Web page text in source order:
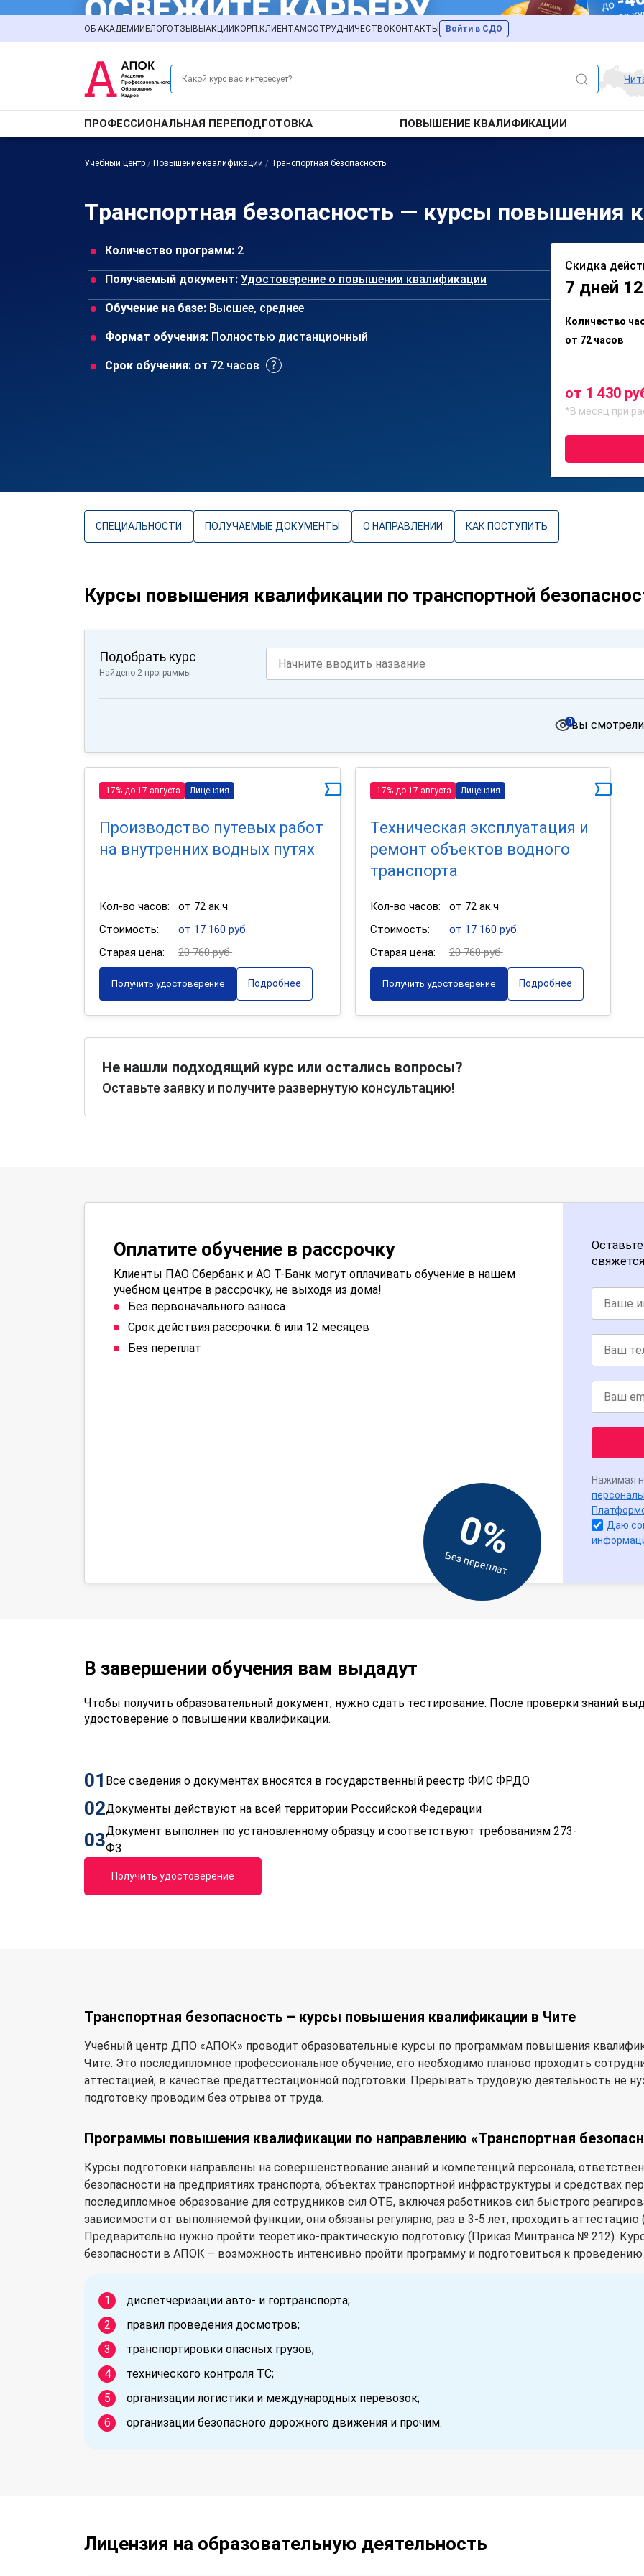
ОБ АКАДЕМИИ БЛОГОТЗЫВЫ АКЦИИ КОРП.КЛИЕНТАМСОТРУДНИЧЕСТВО КОНТАКТЫ Войти в СДО
ПРОФЕССИОНАЛЬНАЯ ПЕРЕПОДГОТОВКА ПОВЫШЕНИЕ КВАЛИФИКАЦИИ
Учебный центр / Повышение квалификации / Транспортная безопасность
Транспортная безопасность — курсы повышения
Количество программ: 2
Получаемый документ: Удостоверение о повышении квалификации
Обучение на базе: Высшее, среднее
Формат обучения: Полностью дистанционный
Срок обучения: от 72 часов
Скидка
7 дней
Количество
от 72 часов
от 1 430
*В месяц при
СПЕЦИАЛЬНОСТИ ПОЛУЧАЕМЫЕ ДОКУМЕНТЫ О НАПРАВЛЕНИИ КАК ПОСТУПИТЬ
Курсы повышения квалификации по транспортной
Подобрать курс
Найдено 2 программы
вы смотрели
0
-17% до 17 августа Лицензия
Производство путевых работ
на внутренних водных путях
Кол-во часов:
от 72 ак.ч
Стоимость:
от 17 160 руб.
Старая цена:
20 760 руб.
Получить удостоверение Подробнее
-17% до 17 августа Лицензия
Техническая эксплуатация и
ремонт объектов водного
транспорта
Кол-во часов:
от 72 ак.ч
Стоимость:
от 17 160 руб.
Старая цена:
20 760 руб.
Получить удостоверение Подробнее
Не нашли подходящий курс или остались вопросы?
Оставьте заявку и получите развернутую консультацию!
Оплатите обучение в рассрочку
Клиенты ПАО Сбербанк и АО Т-Банк могут оплачивать обучение в нашем
учебном центре в рассрочку, не выходя из дома!
Без первоначального взноса
Срок действия рассрочки: 6 или 12 месяцев
Без переплат
0%
Без переплат
Нажимая
Даю
В завершении обучения вам выдадут
Чтобы получить образовательный документ, нужно сдать тестирование. После проверки знаний
удостоверение о повышении квалификации.
01 Все сведения о документах вносятся в государственный реестр ФИС ФРДО
02Документы действуют на всей территории Российской Федерации
03Документ выполнен по установленному образцу и соответствуют требованиям 273-
ФЗ
Получить удостоверение
Транспортная безопасность – курсы повышения квалификации в Чите
Учебный центр ДПО «АПОК» проводит образовательные курсы по программам повышения
Чите. Это последипломное профессиональное обучение, его необходимо планово проходить
аттестацией, в качестве предаттестационной подготовки. Прерывать трудовую деятельность не
подготовку проводим без отрыва от труда.
Программы повышения квалификации по направлению «Транспортная
Курсы подготовки направлены на совершенствование знаний и компетенций персонала,
безопасности на предприятиях транспорта, объектах транспортной инфраструктуры и средствах
последипломное образование для сотрудников сил ОТБ, включая работников сил быстрого
зависимости от выполняемой функции, они обязаны регулярно, раз в 3-5 лет, проходить
Предварительно нужно пройти теоретико-практическую подготовку (Приказ Минтранса № 212).
безопасности в АПОК – возможность интенсивно пройти программу и подготовиться к
диспетчеризации авто- и гортранспорта;
правил проведения досмотров;
транспортировки опасных грузов;
технического контроля ТС;
организации логистики и международных перевозок;
организации безопасного дорожного движения и прочим.
Лицензия на образовательную деятельность